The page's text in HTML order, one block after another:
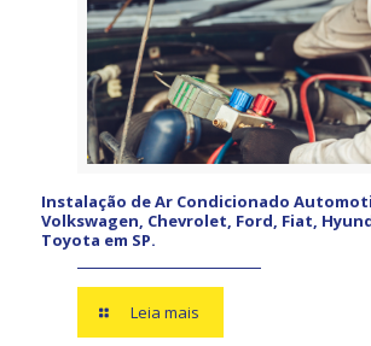
Instalação de Ar Condicionado
Volkswagen, Chevrolet, Ford, Fiat,
Toyota em SP.
Leia mais